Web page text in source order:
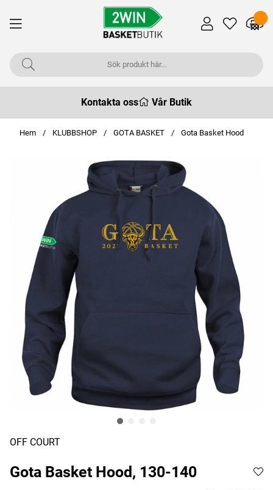
Kontakta oss Vår Butik
Hem KLUBBSHOP GOTA BASKET Gota Basket Hood
OFF COURT
Gota Basket Hood, 130-140